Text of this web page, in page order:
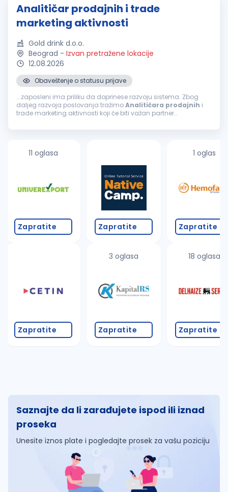
Analitičar prodajnih i trade
marketing aktivnosti
Gold drink d.o.o.
Beograd - Izvan pretražene lokacije
12.08.2026
Obaveštenje o statusu prijave
...zaposleni ima priliku da doprinese razvoju sistema. Zbog
daljeg razvoja poslovanja tražimoAnalitičara prodajnih i
trade marketing aktivnosti koji će biti važan partner
pozicije Misija
11 oglasa
Zapratite
Zapratite
Zapratite
3 oglasa
Zapratite
1 oglas
Zapratite
18 oglasa
Zapratite
Saznajte da li zarađujete ispod ili iznad
proseka
Unesite iznos plate i pogledajte prosek za vašu poziciju